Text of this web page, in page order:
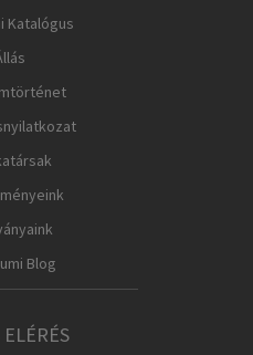
Katalógus
Blog
ELÉRÉS